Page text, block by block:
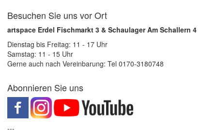
Besuchen Sie uns vor Ort
artspace Erdel Fischmarkt 3 & Schaulager Am Schallern 4
Dienstag bis Freitag: 11 - 17 Uhr
Samstag: 11 - 15 Uhr
Gerne auch nach Vereinbarung: Tel 0170-3180748
Abonnieren Sie uns
---